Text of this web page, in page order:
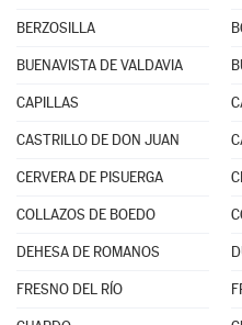
BERZOSILLA
BUENAVISTA DE VALDAVIA
CAPILLAS
CASTRILLO DE DON JUAN
CERVERA DE PISUERGA
COLLAZOS DE BOEDO
DEHESA DE ROMANOS
FRESNO DEL RÍO